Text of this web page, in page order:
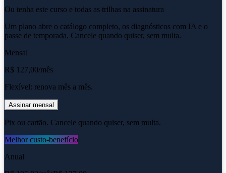
Ou tenha este curso e todas as trilhas na assinatura
Um plano abre o catálogo completo, os diagnósticos com IA e o
passe de temporada. Cancele quando quiser, sem multa.
Mensal
R$ 127,00/mês
Flexível: renova mês a mês.
Assinar mensal
Pix ou cartão. Cancele quando quiser, sem multa.
Melhor custo-benefício
Anual